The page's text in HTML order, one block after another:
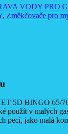
VODY PRO
, Změkčovače pro
5D BINGO 65/
použít v malých
pecí, jako malá